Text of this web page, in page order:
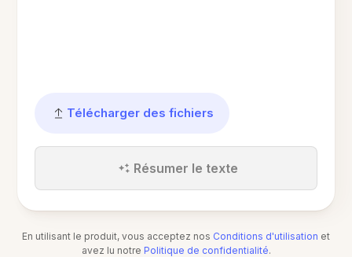
Télécharger des fichiers
Résumer le texte
En utilisant le produit, vous acceptez nos Conditions d'utilisation et
avez lu notre Politique de confidentialité.